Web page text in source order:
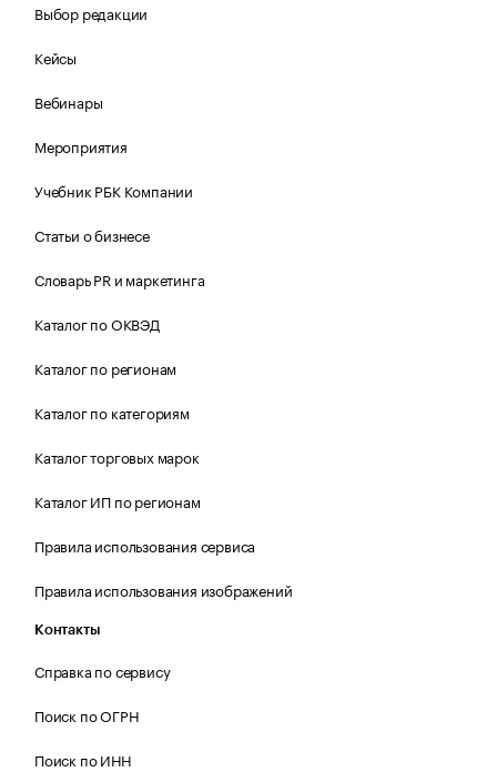
Выбор редакции
Кейсы
Вебинары
Мероприятия
Учебник РБК Компании
Статьи о бизнесе
Словарь PR и маркетинга
Каталог по ОКВЭД
Каталог по регионам
Каталог по категориям
Каталог торговых марок
Каталог ИП по регионам
Правила использования сервиса
Правила использования изображений
Контакты
Справка по сервису
Поиск по ОГРН
Поиск по ИНН